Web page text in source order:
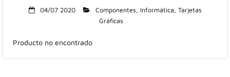
04/07 2020 Componentes, Informática, Tarjetas
Gráficas
Producto no encontrado